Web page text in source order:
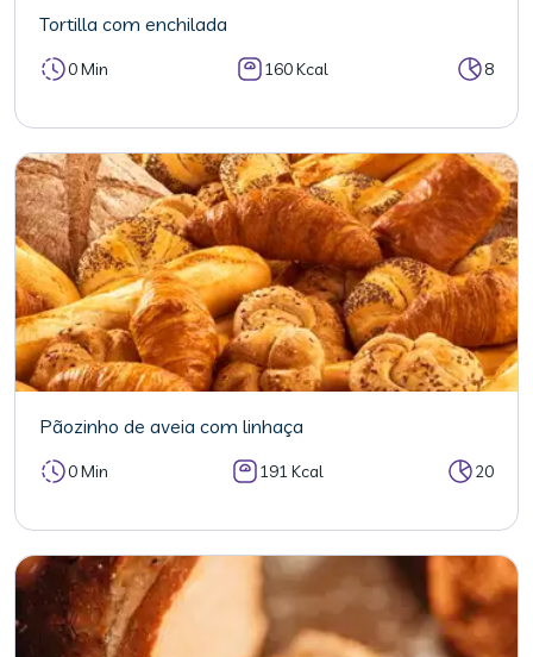
Tortilla com enchilada
0 Min 160 Kcal 8
Pãozinho de aveia com linhaça
0 Min 191 Kcal 20